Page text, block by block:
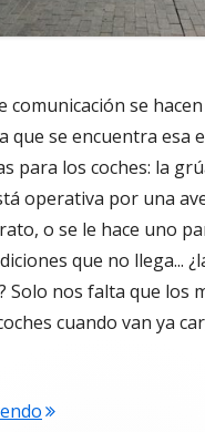
comunicación se
que se encuentra esa
para los coches: la
operativa por una
o se le hace uno
que no llega...
Solo nos falta que los
cuando van ya
"4.677. La viñeta